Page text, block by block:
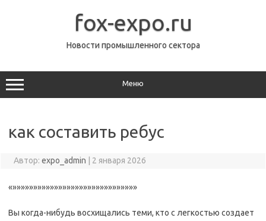
fox-expo.ru
Новости промышленного сектора
Меню
как составить ребус
Автор: expo_admin 2 января 2026
«»»»»»»»»»»»»»»»»»»»»»»»»»»»»»»
Вы когда-нибудь восхищались теми, кто с легкостью создает